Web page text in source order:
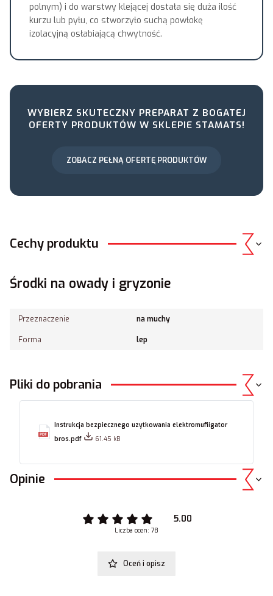
polnym) i do warstwy klejącej dostała się duża ilość
kurzu lub pyłu, co stworzyło suchą powłokę
izolacyjną osłabiającą chwytność.
WYBIERZ SKUTECZNY PREPARAT Z BOGATEJ
OFERTY PRODUKTÓW W SKLEPIE STAMATS!
ZOBACZ PEŁNĄ OFERTĘ PRODUKTÓW
Cechy produktu
Środki na owady i gryzonie
Przeznaczenie na muchy
Forma lep
Pliki do pobrania
Instrukcja bezpiecznego uzytkowania elektromufiigator
bros.pdf
61.45 kB
Opinie
5.00
Liczba ocen: 78
Oceń i opisz